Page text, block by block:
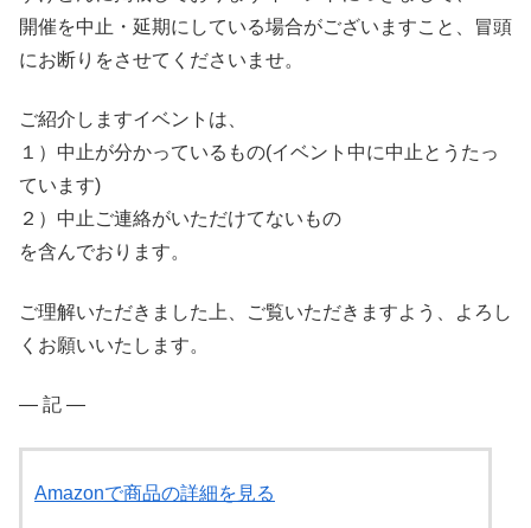
開催を中止・延期にしている場合がございますこと、冒頭
にお断りをさせてくださいませ。
ご紹介しますイベントは、
１）中止が分かっているもの(イベント中に中止とうたっ
ています)
２）中止ご連絡がいただけてないもの
を含んでおります。
ご理解いただきました上、ご覧いただきますよう、よろし
くお願いいたします。
― 記 ―
Amazonで商品の詳細を見る